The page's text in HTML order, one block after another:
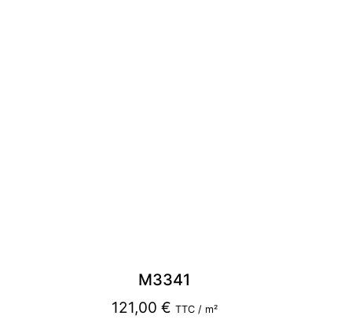
M3341
121,00 € TTC / m²